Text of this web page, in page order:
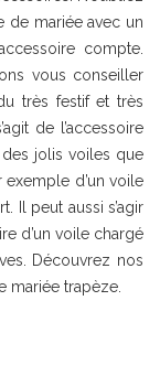
de mariée avec un
compte.
vous conseiller
très festif et très
de l’accessoire
des jolis voiles que
d’un voile
Il peut aussi s’agir
d’un voile chargé
Découvrez nos
mariée trapèze.